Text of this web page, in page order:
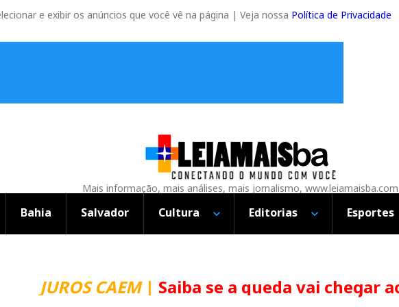
e exibir os anúncios que você vê na página | Veja nossa Política de Privacidade
Mais informação, mais análises, mais jornalismo,
Bahia Salvador Cultura Editorias Esportes
JUROS CAEM|Saiba se a queda vai chegar ao